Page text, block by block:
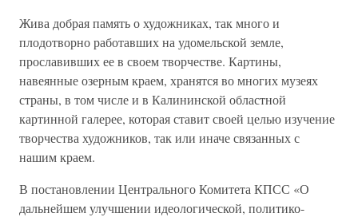
Жива добрая память о художниках, так много и
плодотворно работавших на удомельской земле,
прославивших ее в своем творчестве. Картины,
навеянные озерным краем, хранятся во многих музеях
страны, в том числе и в Калининской областной
картинной галерее, которая ставит своей целью изучение
творчества художников, так или иначе связанных с
нашим краем.
В постановлении Центрального Комитета КПСС «О
дальнейшем улучшении идеологической, политико-